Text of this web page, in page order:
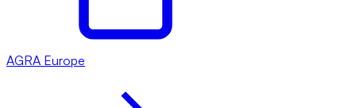
AGRA Europe